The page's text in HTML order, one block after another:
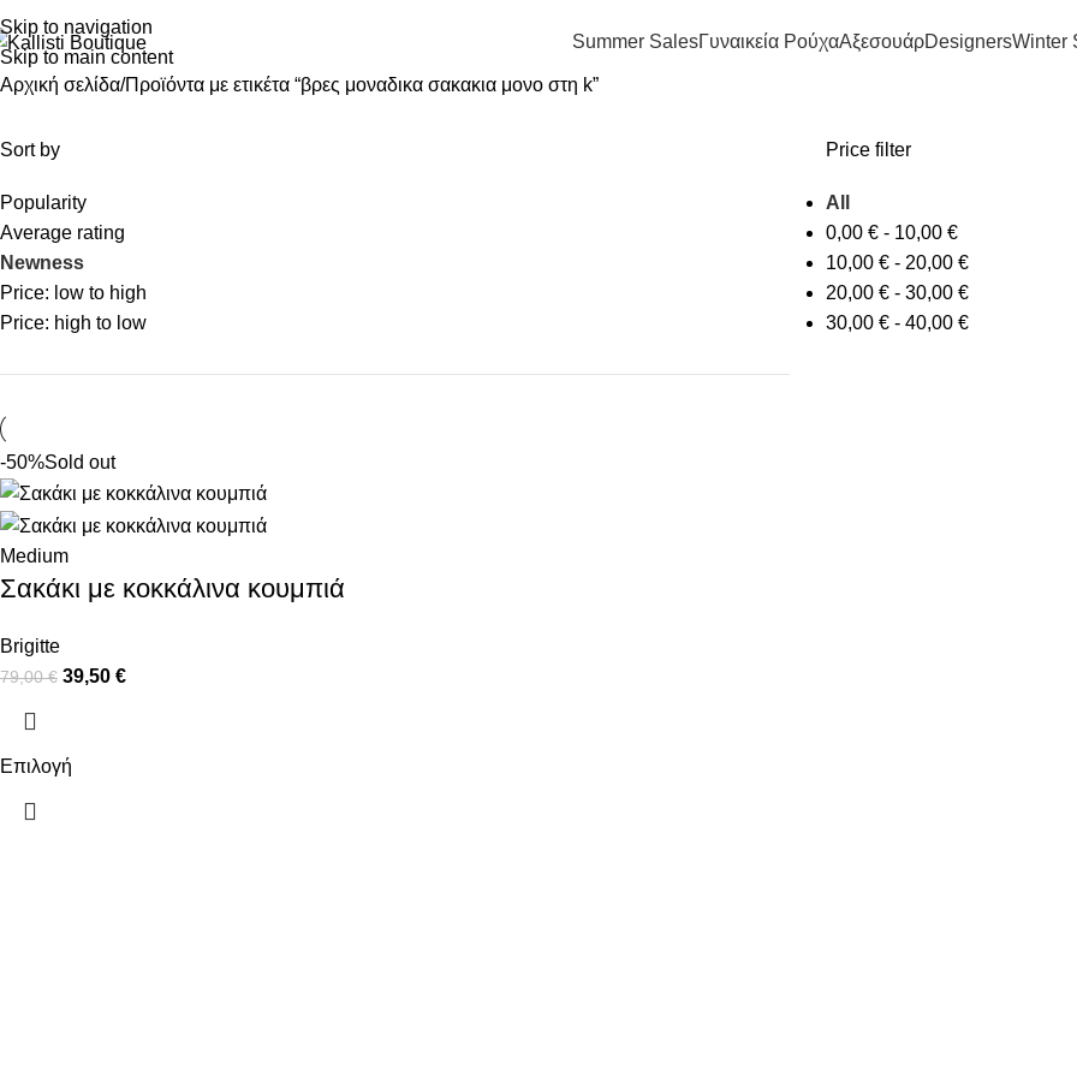
Skip to navigation
Skip to main content
Summer SalesΓυναικεία ΡούχαΑξεσουάρDesignersWinter
Αρχική σελίδα Προϊόντα με ετικέτα “βρες μοναδικα σακακια μονο στη k”
Sort by
Popularity
Average rating
Newness
Price: low to high
Price: high to low
Price filter
All
0,00 € - 10,00 €
10,00 € - 20,00 €
20,00 € - 30,00 €
30,00 € - 40,00 €
-50%Sold out
Medium
Σακάκι με κοκκάλινα κουμπιά
Brigitte
79,00€ 39,50 €
Επιλογή